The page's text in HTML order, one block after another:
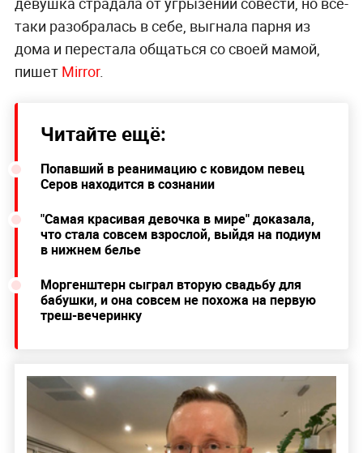
таки разобралась в себе, выгнала парня из
дома и перестала общаться со своей мамой,
пишет Mirror.
Читайте ещё:
Попавший в реанимацию с ковидом певец
Серов находится в сознании
"Самая красивая девочка в мире" доказала,
что стала совсем взрослой, выйдя на подиум
в нижнем белье
Моргенштерн сыграл вторую свадьбу для
бабушки, и она совсем не похожа на первую
треш-вечеринку